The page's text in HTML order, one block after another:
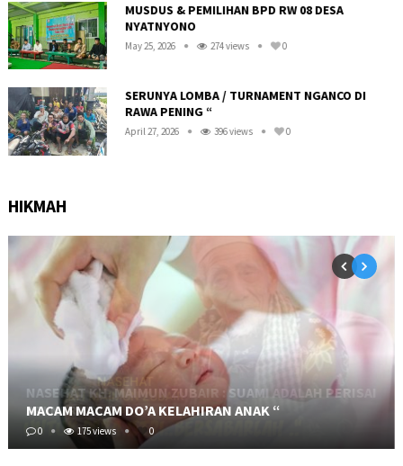
MUSDUS & PEMILIHAN BPD RW 08 DESA
NYATNYONO
May 25, 2026 274 views 0
SERUNYA LOMBA / TURNAMENT NGANCO DI
RAWA PENING “
April 27, 2026 396 views 0
HIKMAH
MACAM MACAM DO’A KELAHIRAN ANAK “
0 175 views 0